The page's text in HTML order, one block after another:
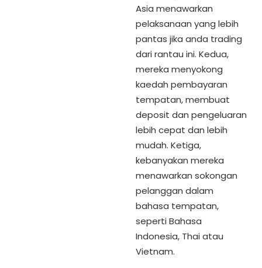
Asia menawarkan
pelaksanaan yang lebih
pantas jika anda trading
dari rantau ini. Kedua,
mereka menyokong
kaedah pembayaran
tempatan, membuat
deposit dan pengeluaran
lebih cepat dan lebih
mudah. Ketiga,
kebanyakan mereka
menawarkan sokongan
pelanggan dalam
bahasa tempatan,
seperti Bahasa
Indonesia, Thai atau
Vietnam.